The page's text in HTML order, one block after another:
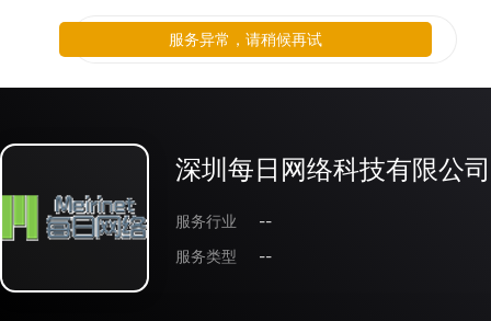
深圳每日网络科技有限公司
服务行业
--
服务类型
--
服务异常，请稍候再试